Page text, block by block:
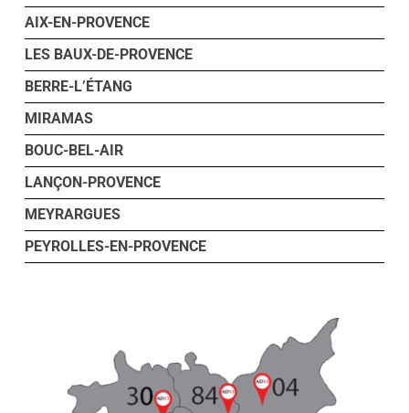
AIX-EN-PROVENCE
LES BAUX-DE-PROVENCE
BERRE-L’ÉTANG
MIRAMAS
BOUC-BEL-AIR
LANÇON-PROVENCE
MEYRARGUES
PEYROLLES-EN-PROVENCE